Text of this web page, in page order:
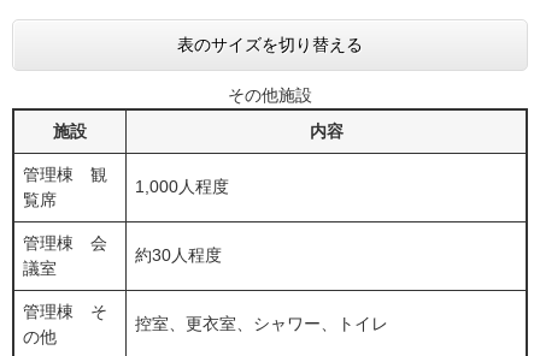
表のサイズを切り替える
その他施設
施設
内容
管理棟 観
覧席
1,000人程度
管理棟 会
議室
約30人程度
管理棟 そ
の他
控室、更衣室、シャワー、トイレ